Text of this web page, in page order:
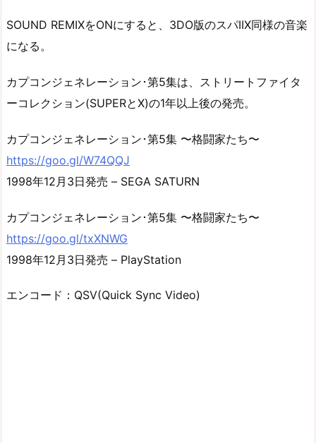
SOUND REMIXをONにすると、3DO版のスパIIX同様の音楽
になる。
カプコンジェネレーション･第5集は、ストリートファイタ
ーコレクション(SUPERとX)の1年以上後の発売。
カプコンジェネレーション･第5集 〜格闘家たち〜
https://goo.gl/W74QQJ
1998年12月3日発売 – SEGA SATURN
カプコンジェネレーション･第5集 〜格闘家たち〜
https://goo.gl/txXNWG
1998年12月3日発売 – PlayStation
エンコード：QSV(Quick Sync Video)